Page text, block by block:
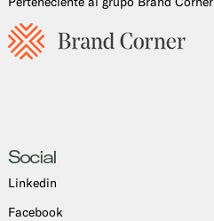
Social
Linkedin
Facebook